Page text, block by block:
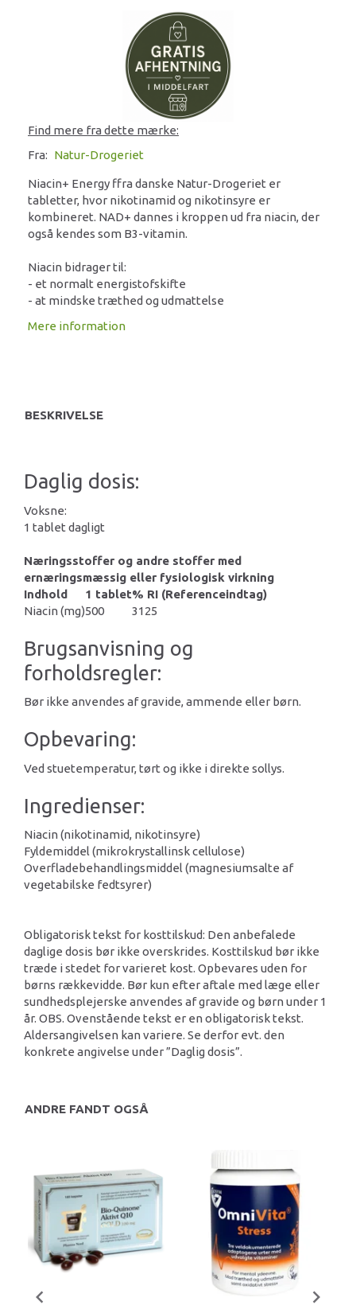
Find mere fra dette mærke:
Fra: Natur-Drogeriet
Niacin+ Energy ffra danske Natur-Drogeriet er
tabletter, hvor nikotinamid og nikotinsyre er
kombineret. NAD+ dannes i kroppen ud fra niacin, der
også kendes som B3-vitamin.
Niacin bidrager til:
- et normalt energistofskifte
- at mindske træthed og udmattelse
Mere information
BESKRIVELSE
Daglig dosis:
Voksne:
1 tablet dagligt
Næringsstoffer og andre stoffer med
ernæringsmæssig eller fysiologisk virkning
Indhold
1 tablet% RI (Referenceindtag)
Niacin (mg)500 3125
Brugsanvisning og
forholdsregler:
Bør ikke anvendes af gravide, ammende eller børn.
Opbevaring:
Ved stuetemperatur, tørt og ikke i direkte sollys.
Ingredienser:
Niacin (nikotinamid, nikotinsyre)
Fyldemiddel (mikrokrystallinsk cellulose)
Overfladebehandlingsmiddel (magnesiumsalte af
vegetabilske fedtsyrer)
Obligatorisk tekst for kosttilskud: Den anbefalede
daglige dosis bør ikke overskrides. Kosttilskud bør ikke
træde i stedet for varieret kost. Opbevares uden for
børns rækkevidde. Bør kun efter aftale med læge eller
sundhedsplejerske anvendes af gravide og børn under 1
år. OBS. Ovenstående tekst er en obligatorisk tekst.
Aldersangivelsen kan variere. Se derfor evt. den
konkrete angivelse under ”Daglig dosis”.
ANDRE FANDT OGSÅ